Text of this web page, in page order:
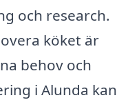
och research.
köket är
behov och
i Alunda kan